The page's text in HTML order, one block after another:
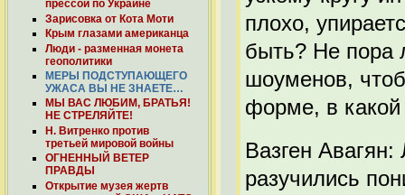
прессой по Украине
Зарисовка от Кота Моти
Крым глазами американца
Люди - разменная монета
геополитики
МЕРЫ ПОДСТУПАЮЩЕГО
УЖАСА ВЫ НЕ ЗНАЕТЕ…
МЫ ВАС ЛЮБИМ, БРАТЬЯ!
НЕ СТРЕЛЯЙТЕ!
Н. Витренко против
третьей мировой войны
ОГНЕННЫЙ ВЕТЕР
ПРАВДЫ
Открытие музея жертв
плохо,
быть? Не пора
шоуменов,
форме, в
Вазген
разучились